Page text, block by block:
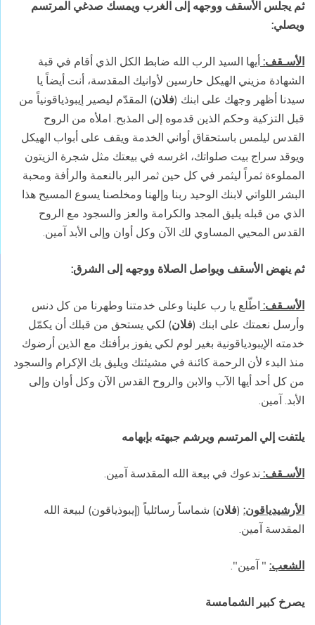
ثم يجلس الأسقف ووجهه إلى الغرب ويمسك صدغي المرتسم
ويصلي:
الأسـقف: أيها السيد الرب الله ضابط الكل الذي أقام في قبة
الشهادة مزيني الهيكل حارسين لأوانيك المقدسة، أنت أيضاً يا
سيدنا أظهر وجهك على ابنك (فلان) المقدّم ليصير إيبوذياقونياً من
قبل التزكية وحكم الذين قدموه إلى المذبح. املأه من الروح
القدس ليلمس باستحقاق أواني الخدمة ويقف على أبواب الهيكل
ويوقد سراج بيت صلواتك، اغرسه في بيعتك مثل شجرة الزيتون
المملوءة ثمراً ليثمر في كل حين ثمر البر بالنعمة والرأفة ومحبة
البشر اللواتي لابنك الوحيد ربنا وإلهنا ومخلصنا يسوع المسيح هذا
الذي من قبله يليق المجد والكرامة والعز والسجود مع الروح
القدس المحيي المساوي لك الآن وكل أوان وإلى الأبد آمين.
ثم ينهض الأسقف ويواصل الصلاة ووجهه إلى الشرق:
الأسـقف: اطّلع يا رب علينا وعلى خدمتنا وطهرنا من كل دنس
وأرسل نعمتك على ابنك (فلان) لكي يستحق من قبلك أن يكمّل
خدمته الإيبودياقونية بغير لوم لكي يفوز برأفتك مع الذين أرضوك
منذ البدء لأن الرحمة كائنة في مشيئتك ويليق بك الإكرام والسجود
من كل أحد أيها الآب والابن والروح القدس الآن وكل أوان وإلى
الأبد. آمين.
يلتفت إلي المرتسم ويرشم جبهته بإبهامه
الأسـقف: ندعوك في بيعة الله المقدسة آمين.
الأرشيدياقون: (فلان) شماساً رسائلياً (إيبوذياقون) لبيعة الله
المقدسة آمين.
الشعب: " آمين".
يصرخ كبير الشمامسة